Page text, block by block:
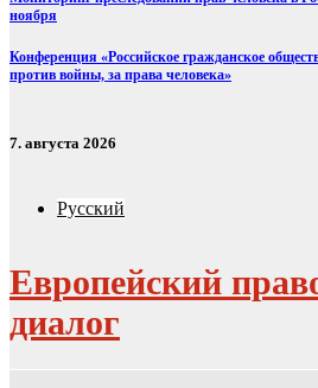
ноября
Конференция «Российское гражданское
против войны, за права человека»
7. августа 2026
Русский
Европейский
диалог